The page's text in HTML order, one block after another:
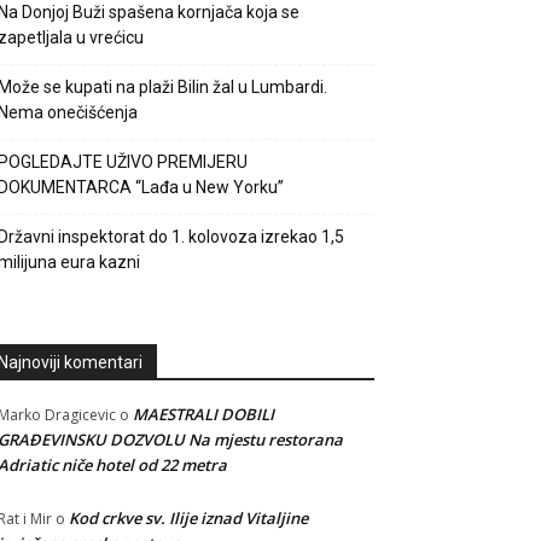
Donjoj Buži spašena kornjača koja se
u vrećicu
se kupati na plaži Bilin žal u Lumbardi.
onečišćenja
UŽIVO PREMIJERU
“Lađa u New Yorku”
inspektorat do 1. kolovoza izrekao 1,5
eura kazni
komentari
Dragicevic o MAESTRALI DOBILI
DOZVOLU Na mjestu restorana
niče hotel od 22 metra
i Mir o Kod crkve sv. Ilije iznad Vitaljine